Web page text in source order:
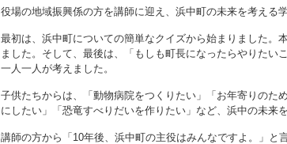
役場の地域振興係の方を講師に迎え、浜中町の未来を考える
最初は、浜中町についての簡単なクイズから始まりました。
ました。そして、最後は、「もしも町長になったらやりたい
一人一人が考えました。
子供たちからは、「動物病院をつくりたい」「お年寄りのた
にしたい」「恐竜すべりだいを作りたい」など、浜中の未来
講師の方から「10年後、浜中町の主役はみんなですよ。」と